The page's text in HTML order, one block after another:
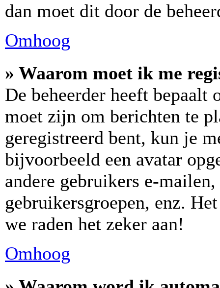
dan moet dit door de
Omhoog
» Waarom moet ik me
De beheerder heeft bepaalt
moet zijn om berichten te
geregistreerd bent, kun je
bijvoorbeeld een avatar
andere gebruikers e-
gebruikersgroepen, enz.
we raden het zeker aan!
Omhoog